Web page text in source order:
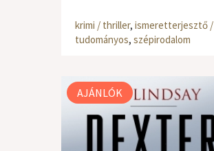
krimi / thriller, ismeretterjesztő /
tudományos, szépirodalom
AJÁNLÓK